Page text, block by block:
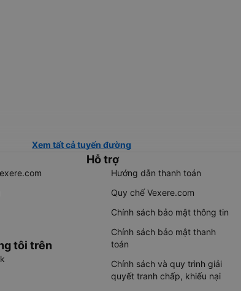
Xem tất cả tuyến đường
tôi trên
Hỗ trợ
Hướng dẫn thanh toán
Quy chế Vexere.com
Chính sách bảo mật thông tin
Chính sách bảo mật thanh
toán
Chính sách và quy trình giải
quyết tranh chấp, khiếu nại